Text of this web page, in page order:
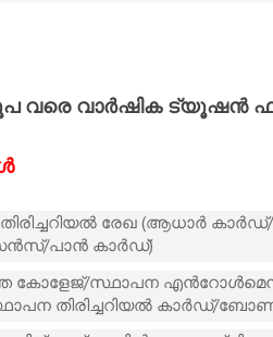
രൂപ വരെ വാർഷിക ട്യൂഷൻ
രേഖ (ആധാർ
പാൻ കാർഡ്)
കോളേജ്/സ്ഥാപന
തിരിച്ചറിയൽ കാർഡ്/